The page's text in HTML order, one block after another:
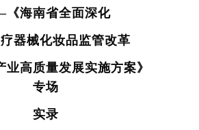
海南省全面深化
器械化妆品监管改革
业高质量发展实施方案》
专场
实录